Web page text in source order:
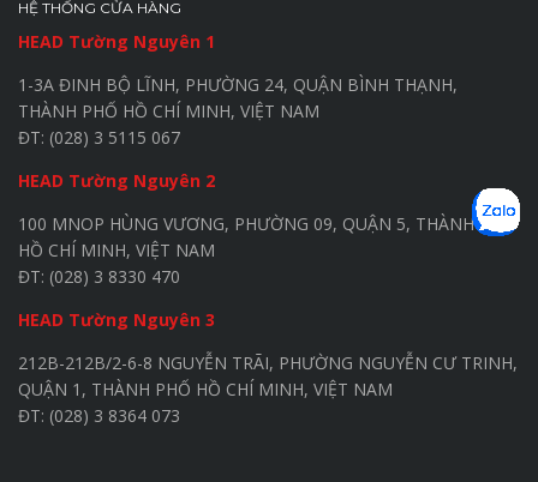
HỆ THỐNG CỬA HÀNG
HEAD Tường Nguyên 1
1-3A ĐINH BỘ LĨNH, PHƯỜNG 24, QUẬN BÌNH THẠNH,
THÀNH PHỐ HỒ CHÍ MINH, VIỆT NAM
ĐT: (028) 3 5115 067
HEAD Tường Nguyên 2
100 MNOP HÙNG VƯƠNG, PHƯỜNG 09, QUẬN 5, THÀNH PHỐ
HỒ CHÍ MINH, VIỆT NAM
ĐT: (028) 3 8330 470
HEAD Tường Nguyên 3
212B-212B/2-6-8 NGUYỄN TRÃI, PHƯỜNG NGUYỄN CƯ TRINH,
QUẬN 1, THÀNH PHỐ HỒ CHÍ MINH, VIỆT NAM
ĐT: (028) 3 8364 073